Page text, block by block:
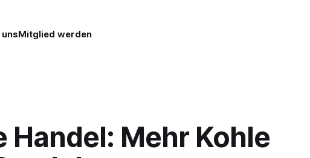
Mitglied werden
Handel: Mehr Kohle